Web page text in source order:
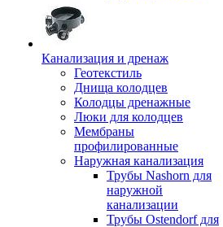
Канализация и дренаж
Геотекстиль
Днища колодцев
Колодцы дренажные
Люки для колодцев
Мембраны
профилированные
Наружная канализация
Трубы Nashorn для
наружной
канализации
Трубы Ostendorf для